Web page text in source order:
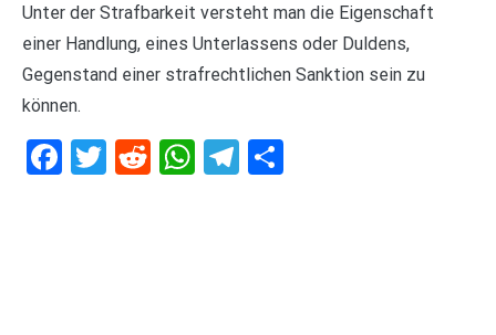
Unter der Strafbarkeit versteht man die Eigenschaft
einer Handlung, eines Unterlassens oder Duldens,
Gegenstand einer strafrechtlichen Sanktion sein zu
können.
Facebook
Twitter
RedditWhatsApp
Telegram